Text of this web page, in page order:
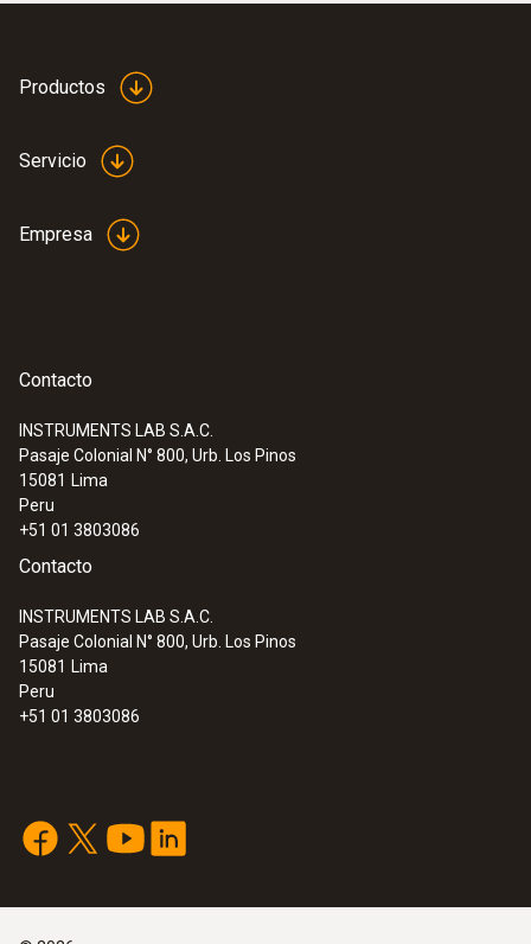
NTC - con sensor de temperatura NTC
°C; exactitud de hasta ±0,2 °C
:0615 1712
Sonda de aire robusta - con sensor de
Rango de medición desde -50 hasta +125
Productos
Servicio
Empresa
Contacto
INSTRUMENTS LAB S.A.C.
Pasaje Colonial N° 800, Urb. Los Pinos
15081 Lima
Peru
+51 01 3803086
Contacto
INSTRUMENTS LAB S.A.C.
Pasaje Colonial N° 800, Urb. Los Pinos
15081 Lima
Peru
+51 01 3803086